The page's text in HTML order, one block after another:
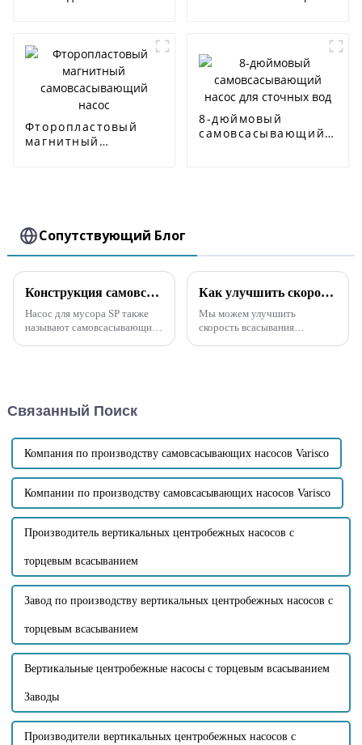
Фторопластовый
магнитный
8-дюймовый
самовсасывающий
Сопутствующий Блог
Конструкция самовсасывающего насоса для сточных вод SP, не засоряющегося
Насос для мусора SP также
называют самовсасывающим
самовсасывания,
высота, высокая
устойчивость к засорению,
высокая скорость очистки и т.
д.
Как улучшить скорость всасывания самовсасывающего канализационного насоса
Мы можем улучшить
скорость всасывания
Связанный Поиск
Компания по производству самовсасывающих насосов Varisco
Компании по производству самовсасывающих насосов Varisco
Производитель вертикальных центробежных насосов с
торцевым всасыванием
Завод по производству вертикальных центробежных насосов с
торцевым всасыванием
Вертикальные центробежные насосы с торцевым всасыванием
Заводы
Производители вертикальных центробежных насосов с